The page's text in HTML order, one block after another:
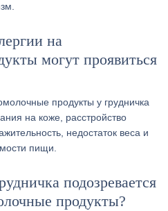
на
могут проявиться
продукты у грудничка
на коже, расстройство
недостаток веса и
пищи.
подозревается
продукты?